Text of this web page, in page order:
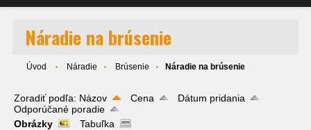
Náradie na brúsenie
Úvod Náradie Brúsenie Náradie na brúsenie
Zoradiť podľa: Názov Cena
Dátum pridania
Odporúčané poradie
Obrázky
Tabuľka